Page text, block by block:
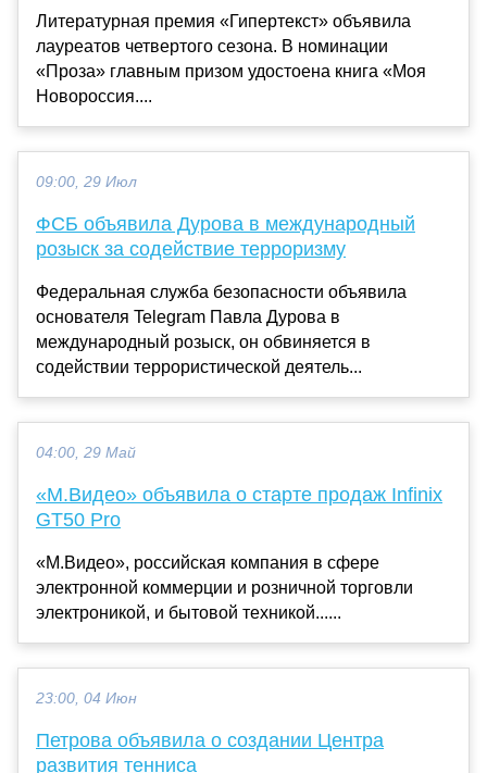
Литературная премия «Гипертекст» объявила
лауреатов четвертого сезона. В номинации
«Проза» главным призом удостоена книга «Моя
Новороссия....
09:00, 29 Июл
ФСБ объявила Дурова в международный
розыск за содействие терроризму
Федеральная служба безопасности объявила
основателя Telegram Павла Дурова в
международный розыск, он обвиняется в
содействии террористической деятель...
04:00, 29 Май
«М.Видео» объявила о старте продаж Infinix
GT50 Pro
«М.Видео», российская компания в сфере
электронной коммерции и розничной торговли
электроникой, и бытовой техникой......
23:00, 04 Июн
Петрова объявила о создании Центра
развития тенниса